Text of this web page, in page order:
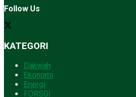
Follow Us
KATEGORI
Dakwah
Ekonomi
Energi
FORSGI